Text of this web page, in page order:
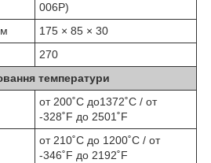
006P)
175 × 85 × 30
270
температури
от 200˚C до1372˚C / от
-328˚F до 2501˚F
от 210˚C до 1200˚C / от
-346˚F до 2192˚F